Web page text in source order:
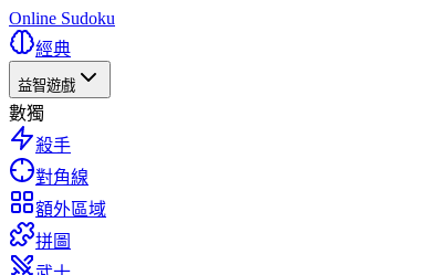
Online Sudoku
經典
益智遊戲
數獨
殺手
對角線
額外區域
拼圖